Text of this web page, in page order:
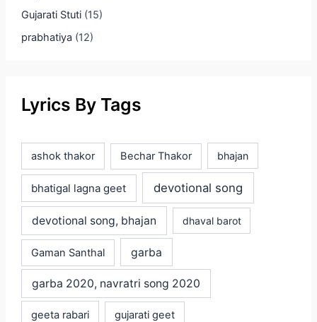
Gujarati Stuti(15)
prabhatiya (12)
Lyrics By Tags
ashok thakor Bechar Thakor bhajan
bhatigal lagna geet devotional song
devotional song, bhajan dhaval barot
Gaman Santhal garba
garba 2020, navratri song 2020
geeta rabari gujarati geet